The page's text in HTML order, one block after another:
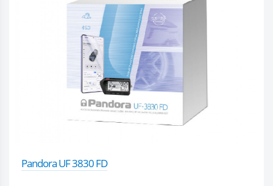
Pandora UF 3830 FD